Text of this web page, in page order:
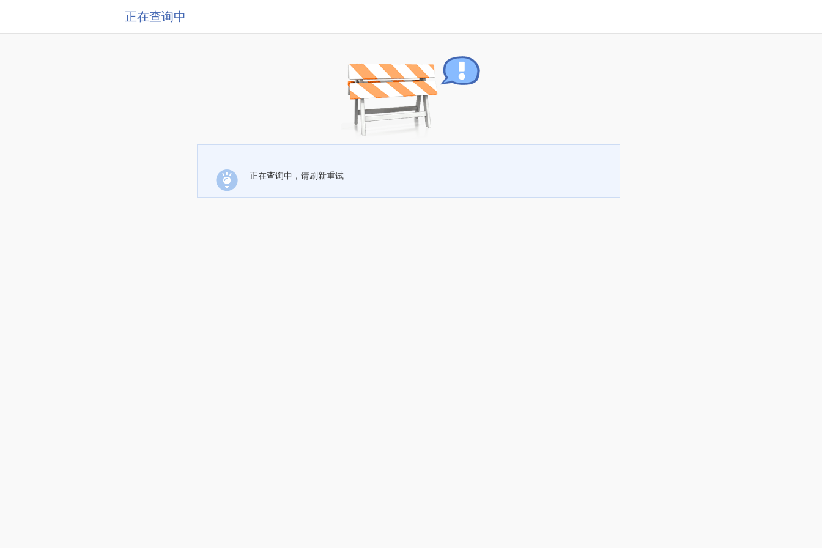
正在查询中
正在查询中，请刷新重试